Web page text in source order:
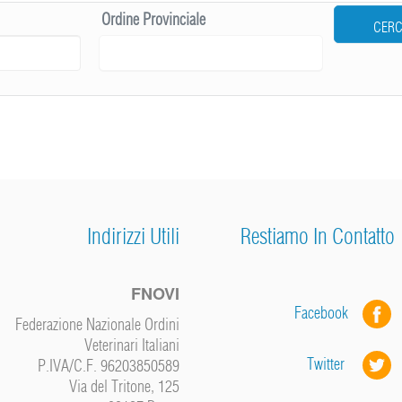
Ordine Provinciale
Indirizzi Utili
FNOVI
Federazione Nazionale Ordini
Veterinari Italiani
P.IVA/C.F. 96203850589
Via del Tritone, 125
Restiamo In Contatto
Facebook
Twitter